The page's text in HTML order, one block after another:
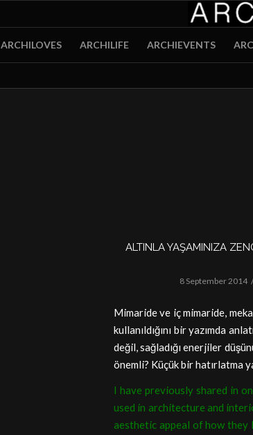
ARCHILOVES ARCHILIFE ARCHIEVENTS
ALTINLA YAŞAMINIZA
8 September 2014
Mimaride ve iç mimaride,
kullanıldığını bir yazımda
değil, sağladığı enerjiler
önemli? Küçük bir hatırlatma
I have previously shared in
used in architecture and
aesthetic appeal of how